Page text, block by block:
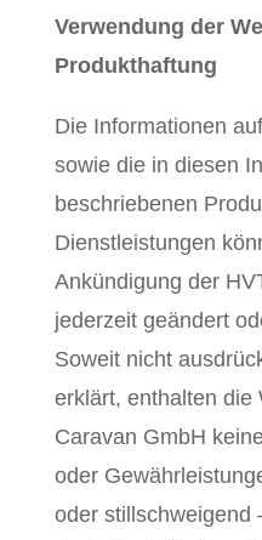
Verwendung der
Produkthaftung
Die Informationen
sowie die in diesen
beschriebenen
Dienstleistungen
Ankündigung der
jederzeit geändert
Soweit nicht
erklärt, enthalten die
Caravan GmbH
oder
oder stillschweigend